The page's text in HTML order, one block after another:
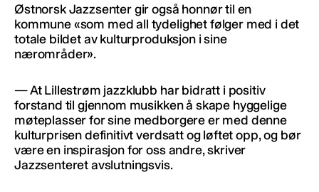
Østnorsk Jazzsenter gir også honnør til en
kommune «som med all tydelighet følger med i det
totale bildet av kulturproduksjon i sine
nærområder».
— At Lillestrøm jazzklubb har bidratt i positiv
forstand til gjennom musikken å skape hyggelige
møteplasser for sine medborgere er med denne
kulturprisen definitivt verdsatt og løftet opp, og bør
være en inspirasjon for oss andre, skriver
Jazzsenteret avslutningsvis.